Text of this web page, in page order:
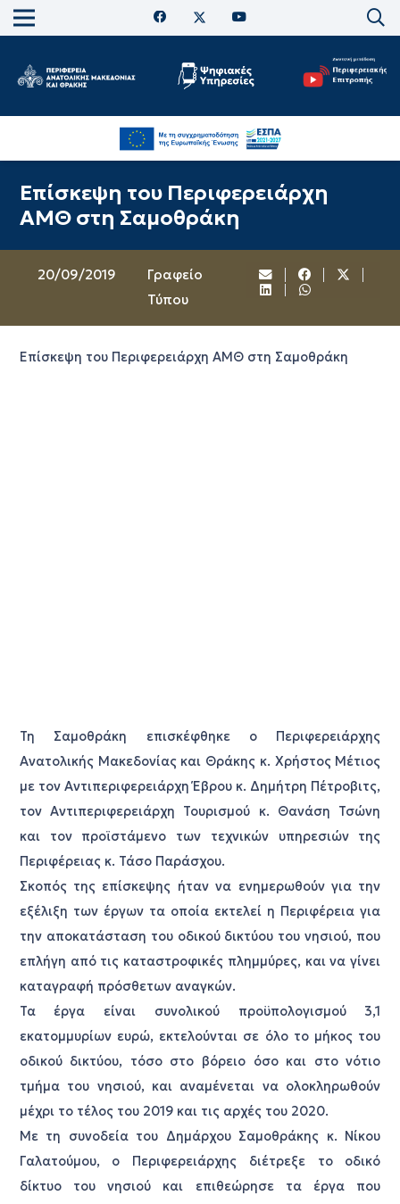
Επίσκεψη του Περιφερειάρχη
ΑΜΘ στη Σαμοθράκη
20/09/2019
Γραφείο
Τύπου
Επίσκεψη του Περιφερειάρχη ΑΜΘ στη Σαμοθράκη
Τη Σαμοθράκη επισκέφθηκε ο Περιφερειάρχης
Ανατολικής Μακεδονίας και Θράκης κ. Χρήστος Μέτιος
με τον Αντιπεριφερειάρχη Έβρου κ. Δημήτρη Πέτροβιτς,
τον Αντιπεριφερειάρχη Τουρισμού κ. Θανάση Τσώνη
και τον προϊστάμενο των τεχνικών υπηρεσιών της
Περιφέρειας κ. Τάσο Παράσχου.
Σκοπός της επίσκεψης ήταν να ενημερωθούν για την
εξέλιξη των έργων τα οποία εκτελεί η Περιφέρεια για
την αποκατάσταση του οδικού δικτύου του νησιού, που
επλήγη από τις καταστροφικές πλημμύρες, και να γίνει
καταγραφή πρόσθετων αναγκών.
Τα έργα είναι συνολικού προϋπολογισμού 3,1
εκατομμυρίων ευρώ, εκτελούνται σε όλο το μήκος του
οδικού δικτύου, τόσο στο βόρειο όσο και στο νότιο
τμήμα του νησιού, και αναμένεται να ολοκληρωθούν
μέχρι το τέλος του 2019 και τις αρχές του 2020.
Με τη συνοδεία του Δημάρχου Σαμοθράκης κ. Νίκου
Γαλατούμου, ο Περιφερειάρχης διέτρεξε το οδικό
δίκτυο του νησιού και επιθεώρησε τα έργα που